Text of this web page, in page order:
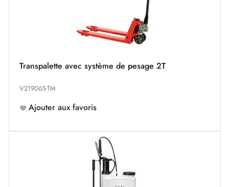
Transpalette avec système de pesage 2T
V219065-TM
Ajouter aux favoris